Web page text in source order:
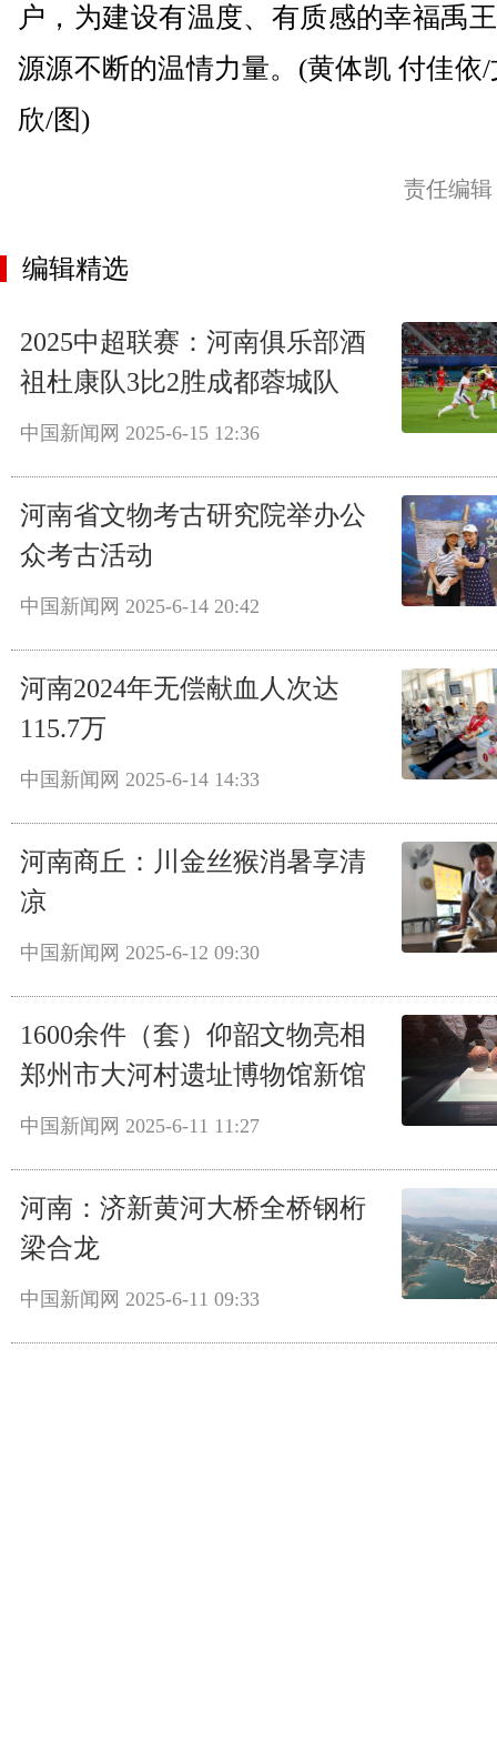
户，为建设有温度、有质感的幸福禹
源源不断的温情力量。(黄体凯 付佳依/
欣/图)
责任编
编辑精选
2025中超联赛：河南俱乐部酒
祖杜康队3比2胜成都蓉城队
中国新闻网 2025-6-15 12:36
河南省文物考古研究院举办公
众考古活动
中国新闻网 2025-6-14 20:42
河南2024年无偿献血人次达
115.7万
中国新闻网 2025-6-14 14:33
河南商丘：川金丝猴消暑享清
凉
中国新闻网 2025-6-12 09:30
1600余件（套）仰韶文物亮相
郑州市大河村遗址博物馆新馆
中国新闻网 2025-6-11 11:27
河南：济新黄河大桥全桥钢桁
梁合龙
中国新闻网 2025-6-11 09:33